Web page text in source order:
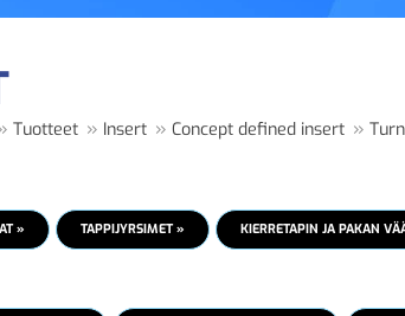
Tuotteet » Insert » Concept defined insert »
» TAPPIJYRSIMET » KIERRETAPIN JA PAKAN